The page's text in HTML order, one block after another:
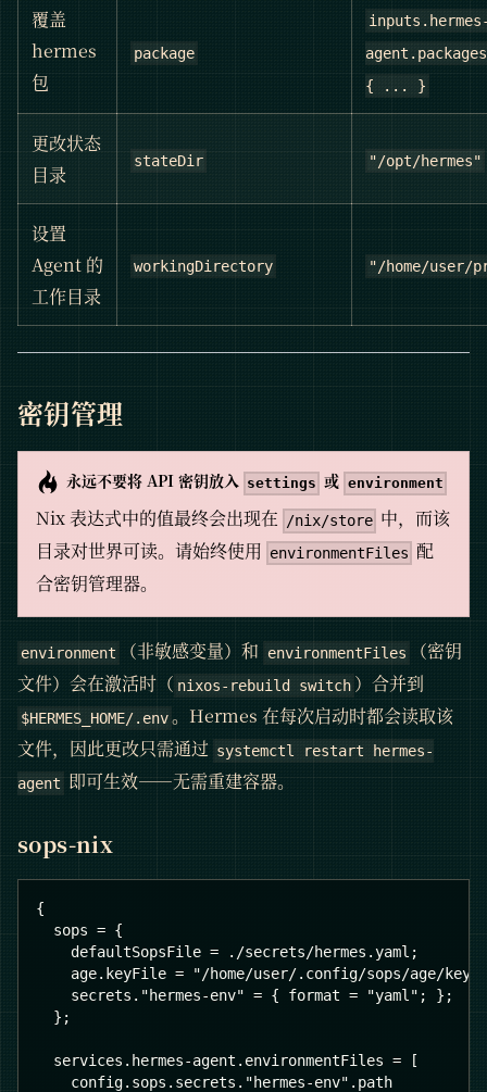
覆盖
hermes
包
package
{ ... }
更改状态
目录
stateDir "/opt/hermes"
设置
Agent 的
工作目录
workingDirectory "/home/user/
密钥管理
永远不要将 API 密钥放入 settings 或 environment
Nix 表达式中的值最终会出现在 /nix/store 中，而该
目录对世界可读。请始终使用 environmentFiles 配
合密钥管理器。
environment （非敏感变量）和 environmentFiles
（密钥
文件）会在激活时（ nixos-rebuild switch ）合并到
$HERMES_HOME/.env 。Hermes 在每次启动时都会读取该
文件，因此更改只需通过 systemctl restart hermes-
agent 即可生效——无需重建容器。
sops-nix
{
  sops = {
    defaultSopsFile = ./secrets/hermes.yaml;
age.keyFile = "/home/user/.config/sops/age/
    secrets."hermes-env" = { format = "yaml"; };
  };
  services.hermes-agent.environmentFiles = [
    config.sops.secrets."hermes-env".path